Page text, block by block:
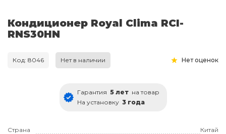
Кондиционер Royal Clima RCI-
RNS30HN
Код: 8046 Нет в наличии Нет оценок
Гарантия 5 лет на товар
На установку 3 года
Страна Китай